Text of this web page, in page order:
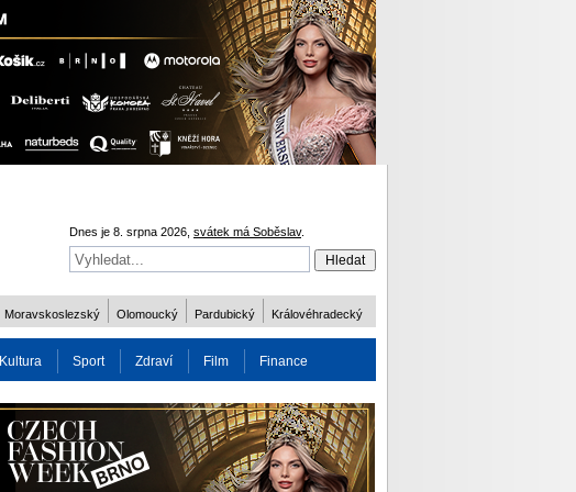
Dnes je 8. srpna 2026, svátek má Soběslav.
Moravskoslezský Olomoucký Pardubický Královéhradecký
Kultura Sport Zdraví Film Finance
Charita Osobnost Více ODM 2016